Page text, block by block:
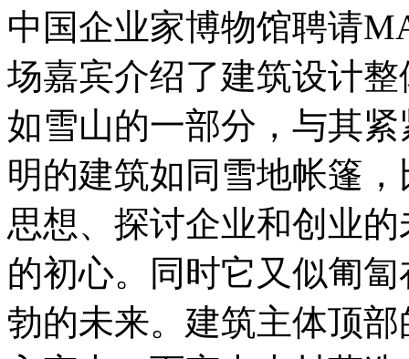
中国企业家博物馆聘请
场嘉宾介绍了建筑设计
如雪山的一部分，与其
明的建筑如同雪地帐篷
思想、探讨企业和创业
的初心。同时它又似匍
勃的未来。建筑主体顶